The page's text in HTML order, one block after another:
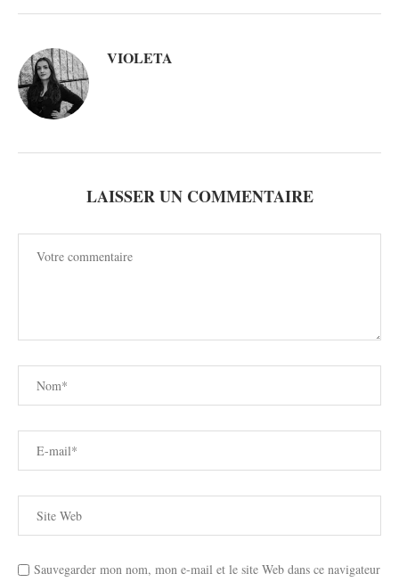
VIOLETA
LAISSER UN COMMENTAIRE
Sauvegarder mon nom, mon e-mail et le site Web dans ce navigateur